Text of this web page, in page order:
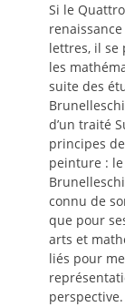
Si le
lettres, il se
les
suite des
d’un traité
principes
peinture :
connu de
que pour
arts et
liés pour
perspective.